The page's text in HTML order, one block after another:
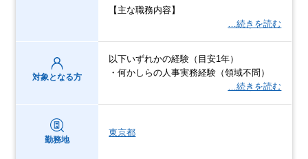
【主な職務内容】
…続きを読む
対象となる方
以下いずれかの経験（目安1年）
・何かしらの人事実務経験（領域不問）
…続きを読む
勤務地
東京都